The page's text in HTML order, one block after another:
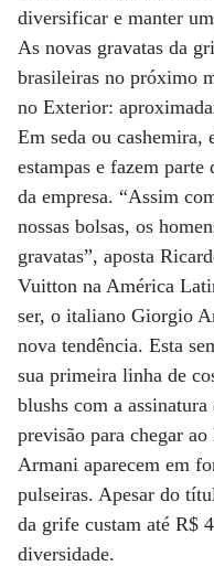
diversificar e manter
As novas gravatas da
brasileiras no próximo
no Exterior:
Em seda ou cashemira,
estampas e fazem
da empresa. “Assim
nossas bolsas, os
gravatas”, aposta
Vuitton na América
ser, o italiano Giorgio
nova tendência. Esta
sua primeira linha de
blushs com a
previsão para chegar
Armani aparecem em
pulseiras. Apesar do
da grife custam até R$
diversidade.